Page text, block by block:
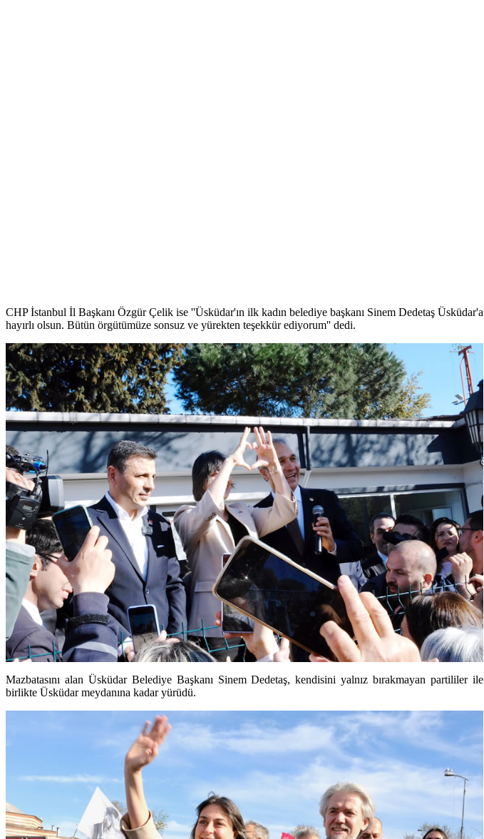
CHP İstanbul İl Başkanı Özgür Çelik ise ''Üsküdar'ın ilk kadın belediye başkanı Sinem Dedetaş Üsküdar'a
hayırlı olsun. Bütün örgütümüze sonsuz ve yürekten teşekkür ediyorum'' dedi.
Mazbatasını alan Üsküdar Belediye Başkanı Sinem Dedetaş, kendisini yalnız bırakmayan partililer ile
birlikte Üsküdar meydanına kadar yürüdü.